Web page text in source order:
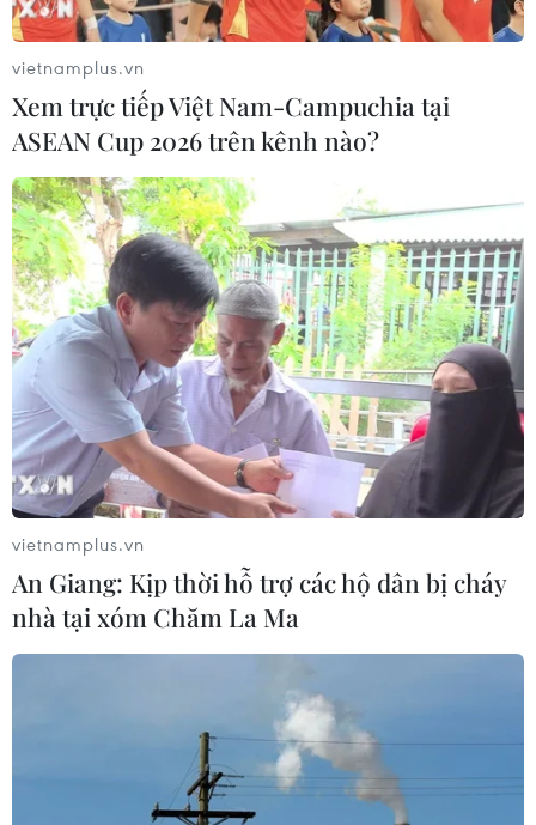
vietnamplus.vn
Xem trực tiếp Việt Nam-Campuchia tại
ASEAN Cup 2026 trên kênh nào?
vietnamplus.vn
An Giang: Kịp thời hỗ trợ các hộ dân bị cháy
nhà tại xóm Chăm La Ma